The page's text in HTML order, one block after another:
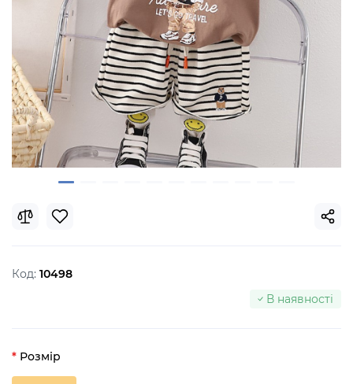
Код: 10498
В наявності
Розмір